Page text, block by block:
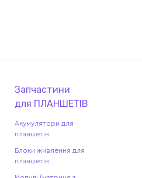
Запчастини
для ПЛАНШЕТІВ
Акумулятори для
планшетів
Блоки живлення для
планшетів